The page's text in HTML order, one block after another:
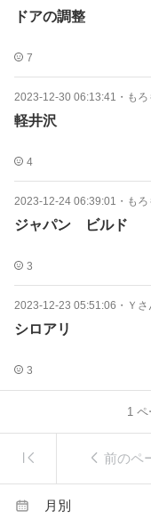
ドアの調整
7
2023-12-30 06:13:41 ・ もろ
軽井沢
4
2023-12-24 06:39:01 ・ もろ
ジャパン ビルド
3
2023-12-23 05:51:06 ・ Ｙ
シロアリ
3
1 ペ
前のペ
月別